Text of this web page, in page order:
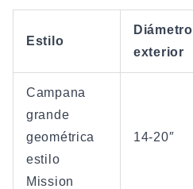
Estilo
Diámetro
exterior
Campana
grande
geométrica
estilo
Mission
14-20″